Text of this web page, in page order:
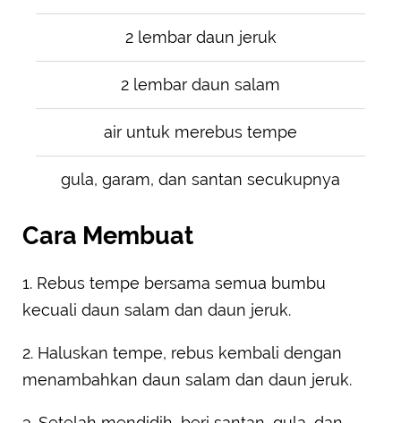
2 lembar daun jeruk
2 lembar daun salam
air untuk merebus tempe
gula, garam, dan santan secukupnya
Cara Membuat
1. Rebus tempe bersama semua bumbu
kecuali daun salam dan daun jeruk.
2. Haluskan tempe, rebus kembali dengan
menambahkan daun salam dan daun jeruk.